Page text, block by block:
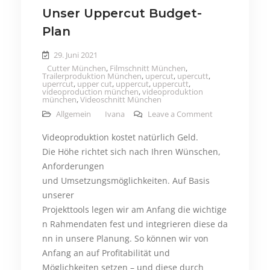
Unser Uppercut Budget-
Plan
29. Juni 2021
Cutter München, Filmschnitt München,
Trailerproduktion München, upercut, upercutt,
uperrcut, upper cut, uppercut,uppercutt,
videoproduction münchen,videoproduktion
münchen,Videoschnitt München
Allgemein
Ivana Leave a Comment
Videoproduktion kostet natürlich Geld.
Die Höhe richtet sich nach Ihren Wünschen,
Anforderungen
und Umsetzungsmöglichkeiten. Auf Basis
unserer
Projekttools legen wir am Anfang die wichtige
n Rahmendaten fest und integrieren diese da
nn in unsere Planung. So können wir von
Anfang an auf Profitabilität und
Möglichkeiten setzen – und diese durch